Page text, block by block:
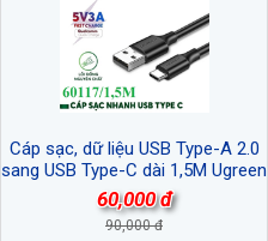
Cáp sạc, dữ liệu USB Type-A 2.0
sang USB Type-C dài 1,5M Ugreen
60117 cao cấp
60,000 đ
90,000 đ